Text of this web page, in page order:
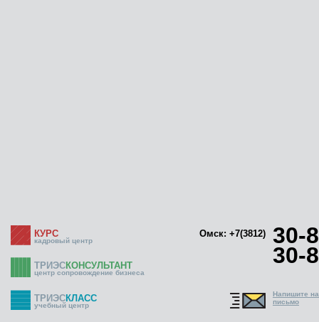
КУРС
кадровый центр
Омск: +7(3812) 30-
30-
ТРИЭСКОНСУЛЬТАНТ
центр сопровождение бизнеса
ТРИЭСКЛАСС
учебный центр
Напишите
письмо